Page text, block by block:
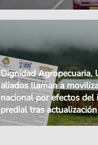
Dignidad Agropecuaria,
aliados llaman a
nacional por efectos del
predial tras